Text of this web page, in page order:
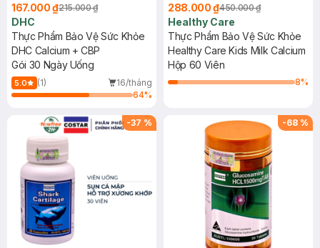
167.000 ₫215.000 ₫
DHC
Thực Phẩm Bảo Vệ Sức Khỏe
DHC Calcium + CBP
Gói 30 Ngày Uống
5.0 (1)
16/tháng
64%
288.000 ₫450.000 ₫
Healthy Care
Thực Phẩm Bảo Vệ Sức Khỏe
Healthy Care Kids Milk Calcium
Hộp 60 Viên
8%
-37 % -68 %